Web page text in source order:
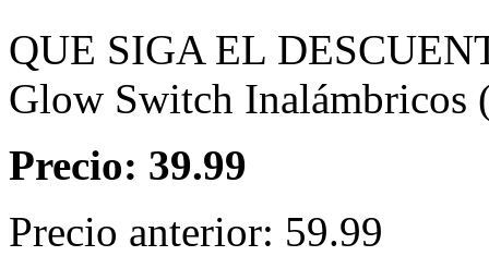
QUE SIGA EL
Glow Switch
Precio: 39.99
Precio anterior: 59.99